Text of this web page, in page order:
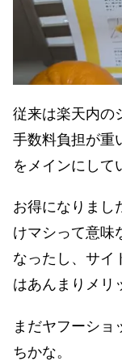
従来は楽天内の
手数料負担が重
をメインにして
お得になりまし
けマシって意味
なったし、サイ
はあんまりメリ
まだヤフーショ
ちかな。